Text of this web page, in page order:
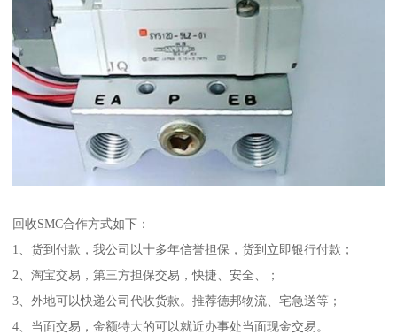
回收SMC合作方式如下：
1、货到付款，我公司以十多年信誉担保，货到立即银行付款；
2、淘宝交易，第三方担保交易，快捷、安全、；
3、外地可以快递公司代收货款。推荐德邦物流、宅急送等；
4、当面交易，金额特大的可以就近办事处当面现金交易。